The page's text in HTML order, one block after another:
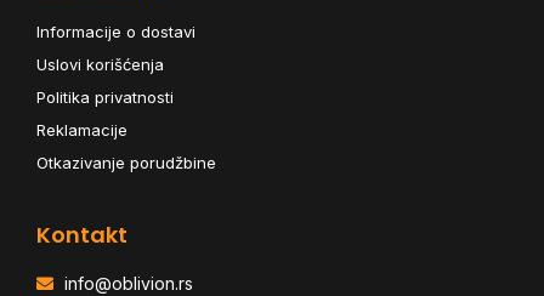
Informacije o dostavi
Uslovi korišćenja
Politika privatnosti
Reklamacije
Otkazivanje porudžbine
Kontakt
info@oblivion.rs